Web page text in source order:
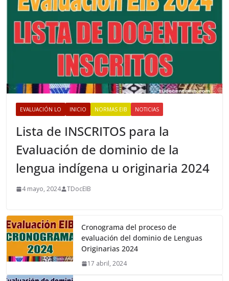
EVALUACIÓN LO INICIO NORMAS EIB NOTICIAS
Lista de INSCRITOS para la
Evaluación de dominio de la
lengua indígena u originaria 2024
4 mayo, 2024 TDocEIB
Cronograma del proceso de
evaluación del dominio de Lenguas
Originarias 2024
17 abril, 2024